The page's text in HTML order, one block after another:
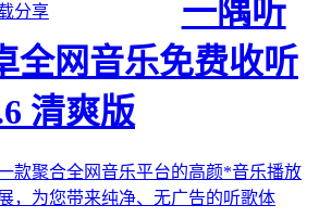
分享
一隅听
全网音乐免费收听
清爽版
款聚合全网音乐平台的高颜*音乐播放
，为您带来纯净、无广告的听歌体